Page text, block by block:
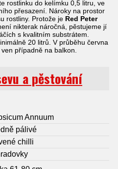
rostlinku do kelímku 0,5 litru, ve
přesazení. Nároky na prostor
rostliny. Protože je Red Peter
nikterak náročná, pěstujeme jí
s kvalitním substrátem.
20 litrů. V průběhu června
případně na balkon.
a pěstování
Annuum
pálivé
chilli